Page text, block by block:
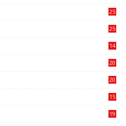
25
25
14
20
20
15
19